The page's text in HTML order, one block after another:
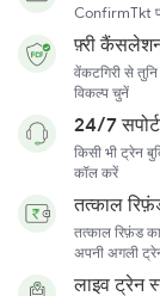
ConfirmTkt पर
फ़्री
वेंकटगिरी से
विकल्प चुनें
24/7 सपोर्ट
किसी भी ट्रेन
कॉल करें
तत्काल
तत्काल रिफ़ंड
अपनी अगली
लाइव ट्रेन